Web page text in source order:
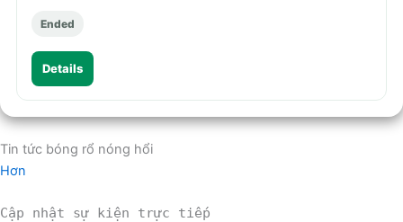
Ended
Details
Tin tức bóng rổ nóng hổi
Hơn
Cập nhật sự kiện trực tiếp